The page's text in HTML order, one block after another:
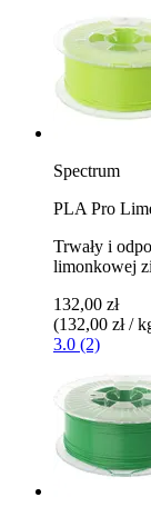
Spectrum
PLA Pro
Trwały i
limonkowej
132,00 zł
(132,00 zł /
3.0 (2)